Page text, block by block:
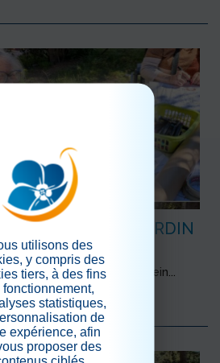
DANS LE JARDIN
nous rend heureux, et serein...
utilisons des
y compris des
tiers, à des fins
fonctionnement,
statistiques,
de
expérience, afin
proposer des
ciblés